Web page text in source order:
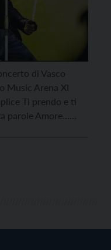
di Vasco
Music Arena XI
Ti prendo e ti
parole Amore…